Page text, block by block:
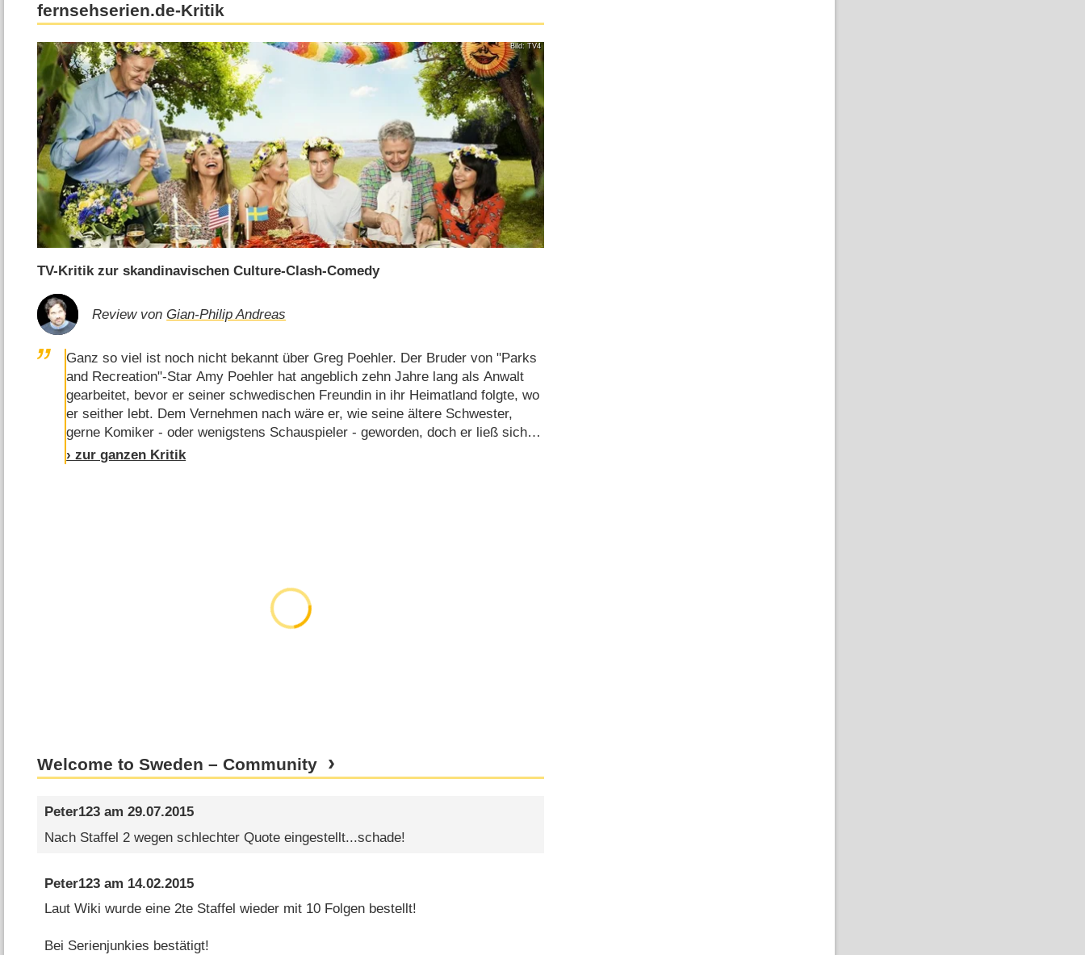
fernsehserien.de-Kritik
Bild: TV4
TV-Kritik zur skandinavischen Culture-Clash-Comedy
Review vonGian-Philip Andreas
Ganz so viel ist noch nicht bekannt über Greg Poehler. Der Bruder von "Parks
and Recreation"-Star Amy Poehler hat angeblich zehn Jahre lang als Anwalt
gearbeitet, bevor er seiner schwedischen Freundin in ihr Heimatland folgte, wo
er seither lebt. Dem Vernehmen nach wäre er, wie seine ältere Schwester,
gerne Komiker - oder wenigstens Schauspieler - geworden, doch er ließ sich
von seinen Eltern dazu überreden, einen vernünftigen Beruf zu ergreifen. Aber
› zur ganzen Kritik
Welcome to Sweden – Community
Peter123am 29.07.2015
Nach Staffel 2 wegen schlechter Quote eingestellt...schade!
Peter123am 14.02.2015
Laut Wiki wurde eine 2te Staffel wieder mit 10 Folgen bestellt!
Bei Serienjunkies bestätigt!